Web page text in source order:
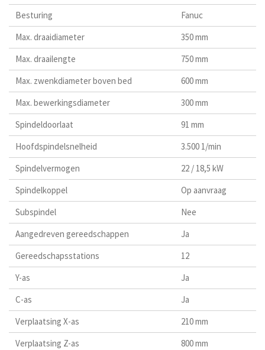
Besturing
Fanuc
Max. draaidiameter
350 mm
Max. draailengte
750 mm
Max. zwenkdiameter boven bed
600 mm
Max. bewerkingsdiameter
300 mm
Spindeldoorlaat
91 mm
Hoofdspindelsnelheid
3.500 1/min
Spindelvermogen
22 / 18,5 kW
Spindelkoppel
Op aanvraag
Subspindel
Nee
Aangedreven gereedschappen
Ja
Gereedschapsstations
12
Y-as
Ja
C-as
Ja
Verplaatsing X-as
210 mm
Verplaatsing Z-as
800 mm